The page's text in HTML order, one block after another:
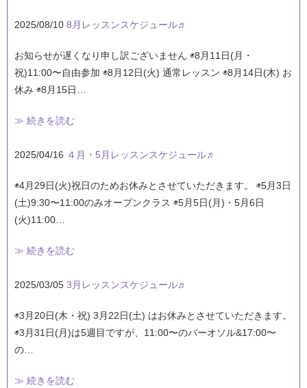
2025/08/10 8月レッスンスケジュール♬
お知らせが遅くなり申し訳ございません ◉8月11日(月・
祝)11:00〜自由参加 ◉8月12日(火) 通常レッスン ◉8月14日(木) お
休み ◉8月15日…
≫ 続きを読む
2025/04/16 ４月・5月レッスンスケジュール♬
◉4月29日(火)祝日のためお休みとさせていただきます。 ◉5月3日
(土)9:30〜11:00のみオープンクラス ◉5月5日(月)・5月6日
(火)11:00…
≫ 続きを読む
2025/03/05 3月レッスンスケジュール♬
◉3月20日(木・祝) 3月22日(土) はお休みとさせていただきます。
◉3月31日(月)は5週目ですが、11:00〜のバーオソル&17:00〜
の…
≫ 続きを読む